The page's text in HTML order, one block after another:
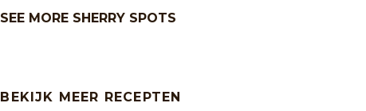
SEE MORE SHERRY SPOTS
BEKIJK MEER RECEPTEN